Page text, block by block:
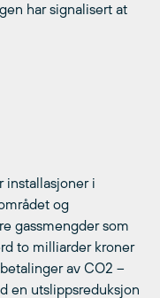
har signalisert at
installasjoner i
og
gassmengder som
to milliarder kroner
av CO2 –
en utslippsreduksjon